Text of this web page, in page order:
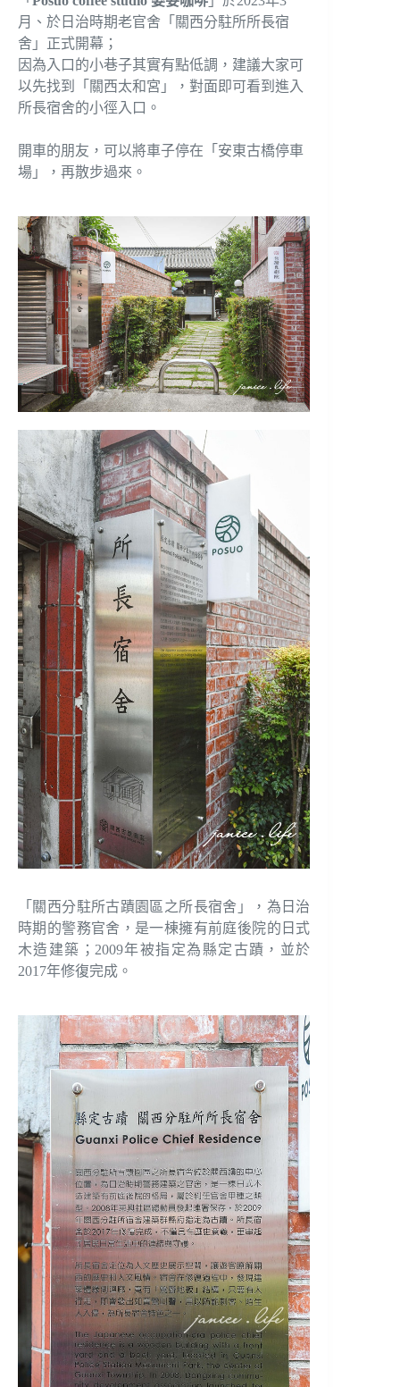
月、於日治時期老官舍「關西分駐所所長宿
舍」正式開幕；
因為入口的小巷子其實有點低調，建議大家可
以先找到「關西太和宮」，對面即可看到進入
所長宿舍的小徑入口。
開車的朋友，可以將車子停在「安東古橋停車
場」，再散步過來。
「關西分駐所古蹟園區之所長宿舍」，為日治
時期的警務官舍，是一棟擁有前庭後院的日式
木造建築；2009年被指定為縣定古蹟，並於
2017年修復完成。